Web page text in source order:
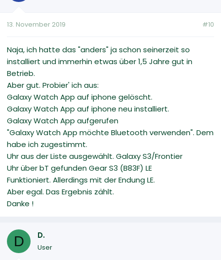
13. November 2019 #10
Naja, ich hatte das "anders" ja schon seinerzeit so
installiert und immerhin etwas über 1,5 Jahre gut in
Betrieb.
Aber gut. Probier' ich aus:
Galaxy Watch App auf iphone gelöscht.
Galaxy Watch App auf iphone neu installiert.
Galaxy Watch App aufgerufen
"Galaxy Watch App möchte Bluetooth verwenden". Dem
habe ich zugestimmt.
Uhr aus der Liste ausgewählt. Galaxy S3/Frontier
Uhr über bT gefunden Gear S3 (B83F) LE
Funktioniert. Allerdings mit der Endung LE.
Aber egal. Das Ergebnis zählt.
Danke !
D D.
User